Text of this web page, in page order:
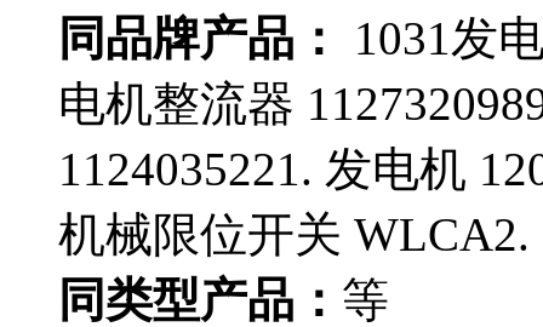
同品牌产品：
1031发
电机整流器
1124035221. 发电机
机械限位开关 WLCA2.
同类型产品： 等